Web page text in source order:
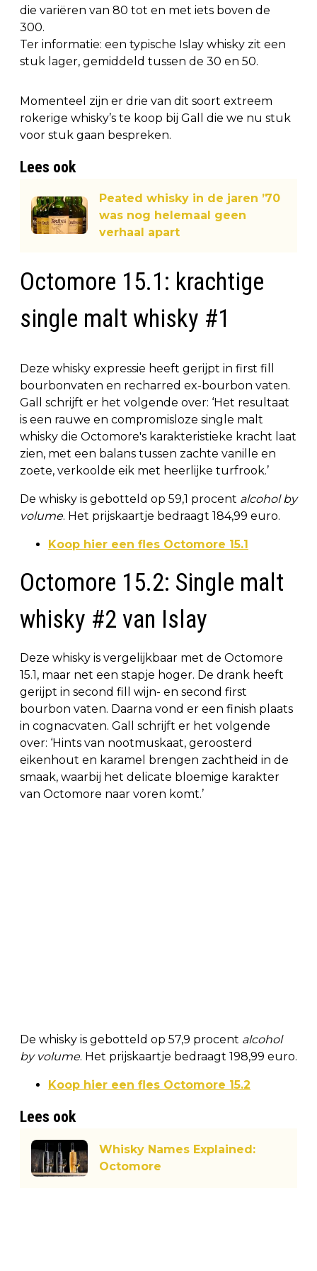
die variëren van 80 tot en met iets boven de
300.
Ter informatie: een typische Islay whisky zit een
stuk lager, gemiddeld tussen de 30 en 50.
Momenteel zijn er drie van dit soort extreem
rokerige whisky’s te koop bij Gall die we nu stuk
voor stuk gaan bespreken.
Lees ook
Peated whisky in de jaren ’70
was nog helemaal geen
verhaal apart
Octomore 15.1: krachtige
single malt whisky #1
Deze whisky expressie heeft gerijpt in first fill
bourbonvaten en recharred ex-bourbon vaten.
Gall schrijft er het volgende over: ‘Het resultaat
is een rauwe en compromisloze single malt
whisky die Octomore's karakteristieke kracht laat
zien, met een balans tussen zachte vanille en
zoete, verkoolde eik met heerlijke turfrook.’
De whisky is gebotteld op 59,1 procent alcohol by
volume. Het prijskaartje bedraagt 184,99 euro.
Koop hier een fles Octomore 15.1
Octomore 15.2: Single malt
whisky #2 van Islay
Deze whisky is vergelijkbaar met de Octomore
15.1, maar net een stapje hoger. De drank heeft
gerijpt in second fill wijn- en second first
bourbon vaten. Daarna vond er een finish plaats
in cognacvaten. Gall schrijft er het volgende
over: ‘Hints van nootmuskaat, geroosterd
eikenhout en karamel brengen zachtheid in de
smaak, waarbij het delicate bloemige karakter
van Octomore naar voren komt.’
De whisky is gebotteld op 57,9 procent alcohol
by volume. Het prijskaartje bedraagt 198,99 euro.
Koop hier een fles Octomore 15.2
Lees ook
Whisky Names Explained:
Octomore